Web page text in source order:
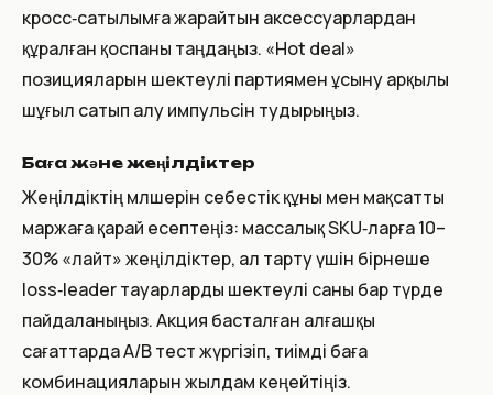
кросс‑сатылымға жарайтын аксессуарлардан
құралған қоспаны таңдаңыз. «Hot deal»
позицияларын шектеулі партиямен ұсыну арқылы
шұғыл сатып алу импульсін тудырыңыз.
Баға және жеңілдіктер
Жеңілдіктің мөлшерін себестік құны мен мақсатты
маржаға қарай есептеңіз: массалық SKU‑ларға 10–
30% «лайт» жеңілдіктер, ал тарту үшін бірнеше
loss‑leader тауарларды шектеулі саны бар түрде
пайдаланыңыз. Акция басталған алғашқы
сағаттарда A/B тест жүргізіп, тиімді баға
комбинацияларын жылдам кеңейтіңіз.